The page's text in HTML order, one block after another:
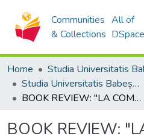
Communities
& Collections
All of
DSpace
Home
Studia Universitatis Babeș-Bolyai Philologia
BOOK REVIEW: "LA COMEDIE A L’EPOQUE D’HENRI III". DEUXIEME SERIE, VOL. 8 (1580-1589). THEATRE FRANÇAIS DE LA RENAISSANCE, FONDE PAR ENEA BALAMAS ET MICHEL DASSONVILLLE, DIRIGE PAR NERINA CLERICI BALMAS, ANNA BETTONI, MAGDA CAMPANINI, CONCETTA CAVALLINI, ROSANNA GORRIS CARNOS, MICHELE MASTROIANNI, MARIANGELA MIOTTI, FLORENCE, LEO S. OLSCHKI EDITORE, 2017, 682 P.
BOOK REVIEW: